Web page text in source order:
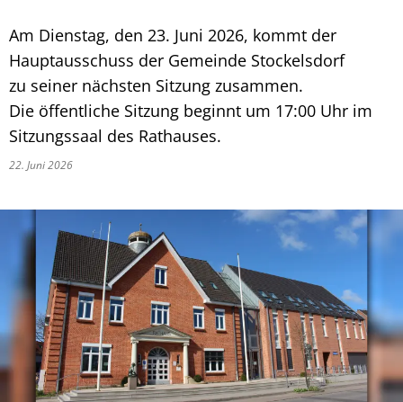
Am Dienstag, den 23. Juni 2026, kommt der
Hauptausschuss der Gemeinde Stockelsdorf
zu seiner nächsten Sitzung zusammen.
Die öffentliche Sitzung beginnt um 17:00 Uhr im
Sitzungssaal des Rathauses.
22. Juni 2026